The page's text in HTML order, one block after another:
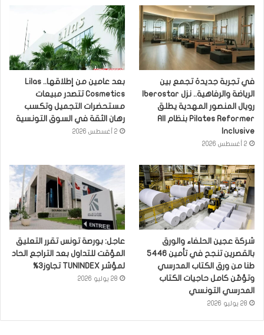
في تجربة جديدة تجمع بين
رويال المنصور المهدية يطلق
Pilates Reformer بنظام All
Inclusive
2 أغسطس 2026
بعد عامين من إطلاقها.. Lilas
Cosmetics تتصدر مبيعات
مستحضرات التجميل وتكسب
رهان الثقة في السوق التونسية
2 أغسطس 2026
شركة عجين الحلفاء والورق
بالقصرين تنجح في تأمين 5446
طنا من ورق الكتاب المدرسي
وتؤمّن كامل حاجيات الكتاب
المدرسي التونسي
28 يوليو 2026
عاجل: بورصة تونس تقرر التعليق
المؤقت للتداول بعد التراجع الحاد
لمؤشر TUNINDEX تجاوز3%
28 يوليو 2026